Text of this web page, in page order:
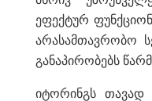
ეფექტურ
არასამთავრობო
განაპირობებს
იტორინგს თავად